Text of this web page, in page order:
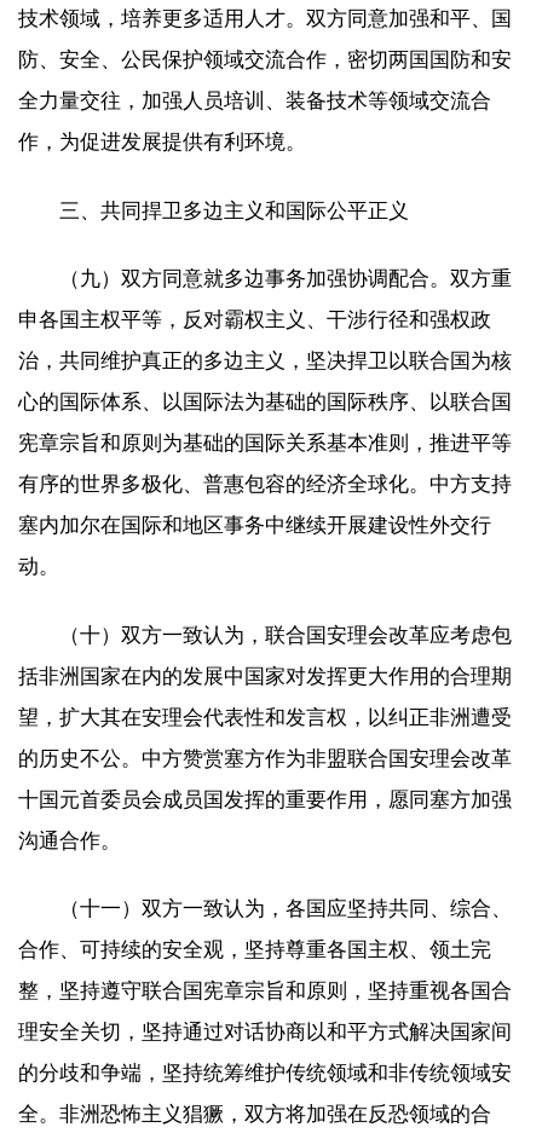
技术领域，培养更多适用人才。双方同意加强和平、国
防、安全、公民保护领域交流合作，密切两国国防和安
全力量交往，加强人员培训、装备技术等领域交流合
作，为促进发展提供有利环境。
三、共同捍卫多边主义和国际公平正义
（九）双方同意就多边事务加强协调配合。双方重
申各国主权平等，反对霸权主义、干涉行径和强权政
治，共同维护真正的多边主义，坚决捍卫以联合国为核
心的国际体系、以国际法为基础的国际秩序、以联合国
宪章宗旨和原则为基础的国际关系基本准则，推进平等
有序的世界多极化、普惠包容的经济全球化。中方支持
塞内加尔在国际和地区事务中继续开展建设性外交行
动。
（十）双方一致认为，联合国安理会改革应考虑包
括非洲国家在内的发展中国家对发挥更大作用的合理期
望，扩大其在安理会代表性和发言权，以纠正非洲遭受
的历史不公。中方赞赏塞方作为非盟联合国安理会改革
十国元首委员会成员国发挥的重要作用，愿同塞方加强
沟通合作。
（十一）双方一致认为，各国应坚持共同、综合、
合作、可持续的安全观，坚持尊重各国主权、领土完
整，坚持遵守联合国宪章宗旨和原则，坚持重视各国合
理安全关切，坚持通过对话协商以和平方式解决国家间
的分歧和争端，坚持统筹维护传统领域和非传统领域安
全。非洲恐怖主义猖獗，双方将加强在反恐领域的合